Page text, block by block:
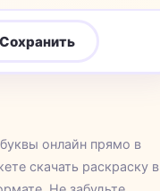
Сохранить
онлайн прямо в
скачать раскраску в